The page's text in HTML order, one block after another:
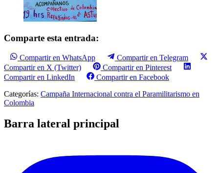
Comparte esta entrada:
Compartir en WhatsApp
Compartir en Telegram
Compartir en X (Twitter)
Compartir en Pinterest
Compartir en LinkedIn
Compartir en Facebook
Categorías: Campaña Internacional contra el Paramilitarismo en
Colombia
Barra lateral principal